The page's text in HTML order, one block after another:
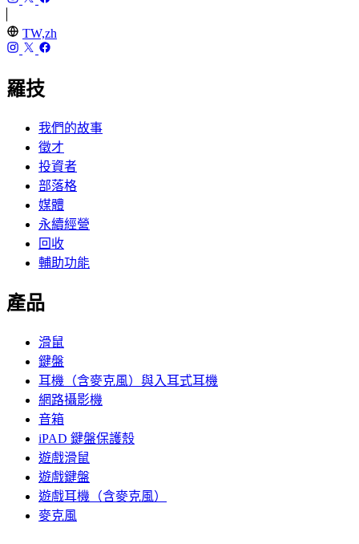
TW,zh
羅技
我們的故事
徵才
投資者
部落格
媒體
永續經營
回收
輔助功能
產品
滑鼠
鍵盤
耳機（含麥克風）與入耳式耳機
網路攝影機
音箱
iPAD 鍵盤保護殼
遊戲滑鼠
遊戲鍵盤
遊戲耳機（含麥克風）
麥克風